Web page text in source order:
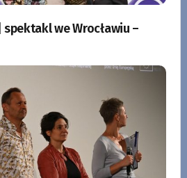
we Wrocławiu –